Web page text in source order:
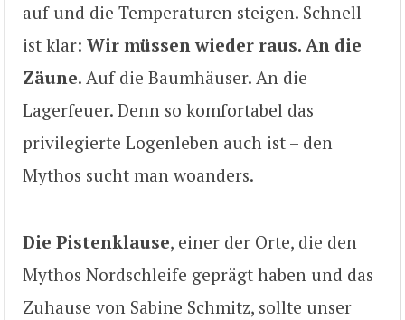
auf und die Temperaturen steigen. Schnell
ist klar: Wir müssen wieder raus. An die
Zäune. Auf die Baumhäuser. An die
Lagerfeuer. Denn so komfortabel das
privilegierte Logenleben auch ist – den
Mythos sucht man woanders.
Die Pistenklause, einer der Orte, die den
Mythos Nordschleife geprägt haben und das
Zuhause von Sabine Schmitz, sollte unser